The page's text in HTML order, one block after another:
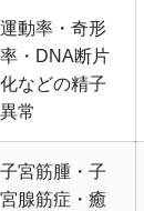
運動率・奇形
率・DNA断片
化などの精子
異常
子宮筋腫・子
宮腺筋症・癒